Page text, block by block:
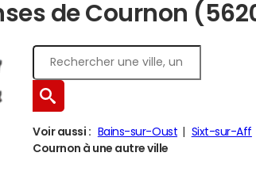
de Cournon
Voir aussi : Bains-sur-Oust Sixt-sur-Aff
Cournon à une autre ville